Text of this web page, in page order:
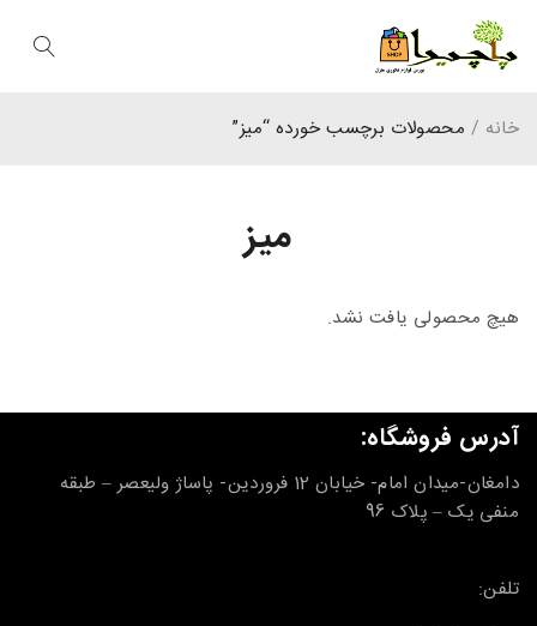
میز
خانه / محصولات برچسب خورده “میز”
هیچ محصولی یافت نشد.
آدرس فروشگاه:
دامغان-میدان امام- خیابان 12 فروردین- پاساژ ولیعصر – طبقه
منفی یک – پلاک 96
تلفن: